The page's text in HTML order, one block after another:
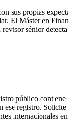
sus propias
El Máster en
sénior
público contiene
ese registro.
internacionales